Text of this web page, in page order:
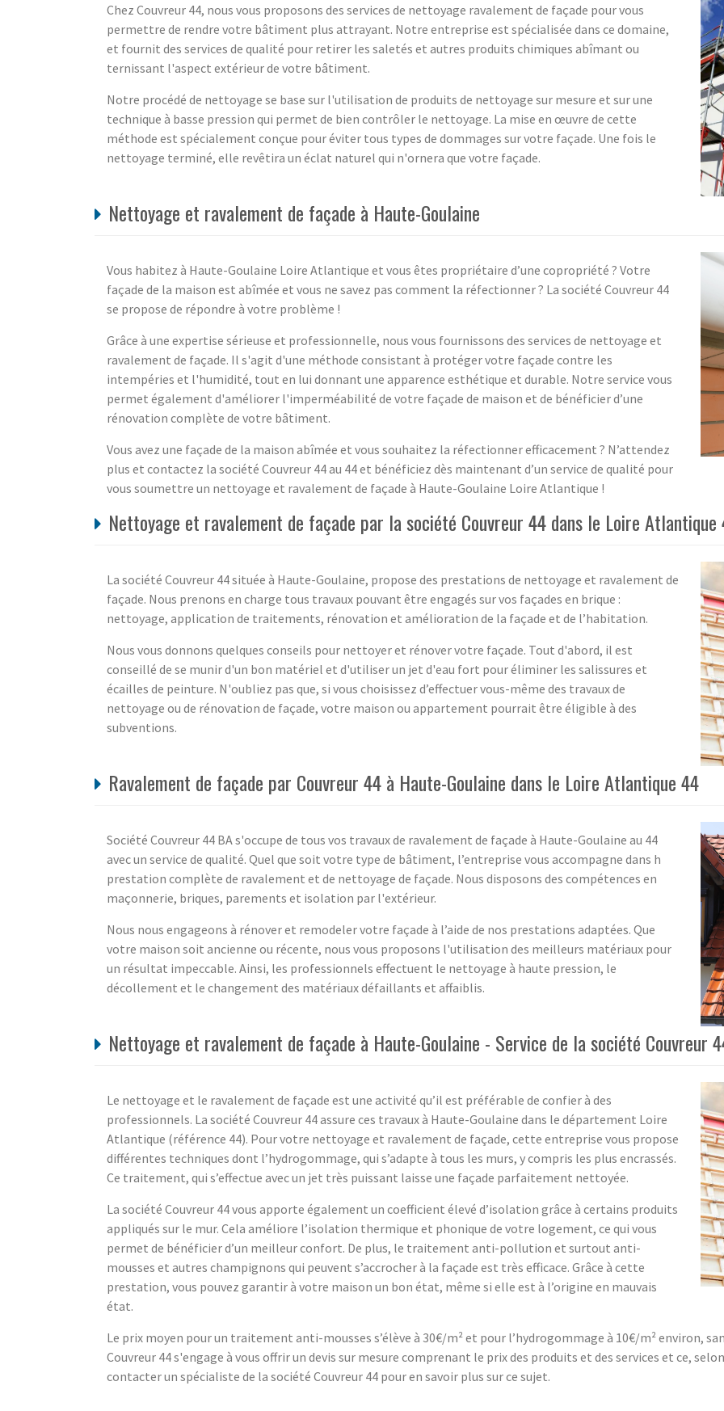
Chez Couvreur 44, nous vous proposons des services de nettoyage ravalement de façade pour vous
permettre de rendre votre bâtiment plus attrayant. Notre entreprise est spécialisée dans ce domaine,
et fournit des services de qualité pour retirer les saletés et autres produits chimiques abîmant ou
ternissant l'aspect extérieur de votre bâtiment.
Notre procédé de nettoyage se base sur l'utilisation de produits de nettoyage sur mesure et sur une
technique à basse pression qui permet de bien contrôler le nettoyage. La mise en œuvre de cette
méthode est spécialement conçue pour éviter tous types de dommages sur votre façade. Une fois le
nettoyage terminé, elle revêtira un éclat naturel qui n'ornera que votre façade.
Nettoyage et ravalement de façade à Haute-Goulaine
Vous habitez à Haute-Goulaine Loire Atlantique et vous êtes propriétaire d’une copropriété ? Votre
façade de la maison est abîmée et vous ne savez pas comment la réfectionner ? La société Couvreur 44
se propose de répondre à votre problème !
Grâce à une expertise sérieuse et professionnelle, nous vous fournissons des services de nettoyage et
ravalement de façade. Il s'agit d'une méthode consistant à protéger votre façade contre les
intempéries et l'humidité, tout en lui donnant une apparence esthétique et durable. Notre service vous
permet également d'améliorer l'imperméabilité de votre façade de maison et de bénéficier d’une
rénovation complète de votre bâtiment.
Vous avez une façade de la maison abîmée et vous souhaitez la réfectionner efficacement ? N’attendez
plus et contactez la société Couvreur 44 au 44 et bénéficiez dès maintenant d’un service de qualité pour
vous soumettre un nettoyage et ravalement de façade à Haute-Goulaine Loire Atlantique !
Nettoyage et ravalement de façade par la société Couvreur 44 dans le Loire Atlantique
La société Couvreur 44 située à Haute-Goulaine, propose des prestations de nettoyage et ravalement de
façade. Nous prenons en charge tous travaux pouvant être engagés sur vos façades en brique :
nettoyage, application de traitements, rénovation et amélioration de la façade et de l’habitation.
Nous vous donnons quelques conseils pour nettoyer et rénover votre façade. Tout d'abord, il est
conseillé de se munir d'un bon matériel et d'utiliser un jet d'eau fort pour éliminer les salissures et
écailles de peinture. N'oubliez pas que, si vous choisissez d’effectuer vous-même des travaux de
nettoyage ou de rénovation de façade, votre maison ou appartement pourrait être éligible à des
subventions.
Ravalement de façade par Couvreur 44 à Haute-Goulaine dans le Loire Atlantique 44
Société Couvreur 44 BA s'occupe de tous vos travaux de ravalement de façade à Haute-Goulaine au 44
avec un service de qualité. Quel que soit votre type de bâtiment, l’entreprise vous accompagne dans h
prestation complète de ravalement et de nettoyage de façade. Nous disposons des compétences en
maçonnerie, briques, parements et isolation par l'extérieur.
Nous nous engageons à rénover et remodeler votre façade à l’aide de nos prestations adaptées. Que
votre maison soit ancienne ou récente, nous vous proposons l'utilisation des meilleurs matériaux pour
un résultat impeccable. Ainsi, les professionnels effectuent le nettoyage à haute pression, le
décollement et le changement des matériaux défaillants et affaiblis.
Nettoyage et ravalement de façade à Haute-Goulaine - Service de la société Couvreur
Le nettoyage et le ravalement de façade est une activité qu’il est préférable de confier à des
professionnels. La société Couvreur 44 assure ces travaux à Haute-Goulaine dans le département Loire
Atlantique (référence 44). Pour votre nettoyage et ravalement de façade, cette entreprise vous propose
différentes techniques dont l’hydrogommage, qui s’adapte à tous les murs, y compris les plus encrassés.
Ce traitement, qui s’effectue avec un jet très puissant laisse une façade parfaitement nettoyée.
La société Couvreur 44 vous apporte également un coefficient élevé d’isolation grâce à certains produits
appliqués sur le mur. Cela améliore l’isolation thermique et phonique de votre logement, ce qui vous
permet de bénéficier d’un meilleur confort. De plus, le traitement anti-pollution et surtout anti-
mousses et autres champignons qui peuvent s’accrocher à la façade est très efficace. Grâce à cette
prestation, vous pouvez garantir à votre maison un bon état, même si elle est à l’origine en mauvais
état.
Le prix moyen pour un traitement anti-mousses s’élève à 30€/m² et pour l’hydrogommage à 10€/m² environ,
Couvreur 44 s'engage à vous offrir un devis sur mesure comprenant le prix des produits et des services et ce,
contacter un spécialiste de la société Couvreur 44 pour en savoir plus sur ce sujet.